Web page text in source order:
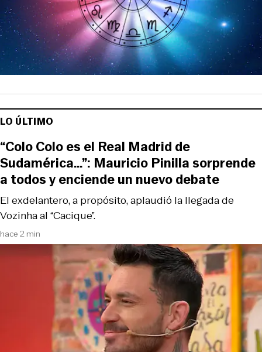
LO ÚLTIMO
hace 2 min
El exdelantero, a propósito, aplaudió la llegada de
Vozinha al “Cacique”.
“Colo Colo es el Real Madrid de
Sudamérica…”: Mauricio Pinilla sorprende
a todos y enciende un nuevo debate